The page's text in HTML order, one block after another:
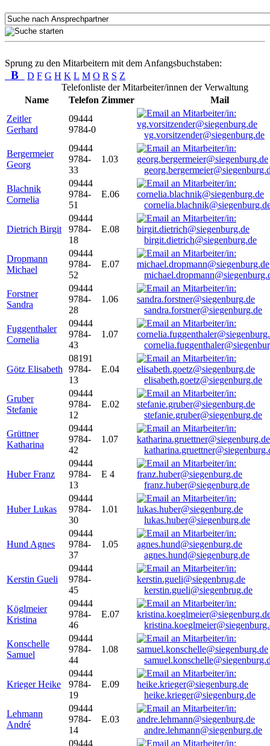
Sprung zu den Mitarbeitern mit dem Anfangsbuchstaben:
B D F G H K L M O R S Z
Telefonliste der Mitarbeiter/innen der Verwaltung
Name
Telefon Zimmer
Mail
Zeitler
Gerhard
09444
9784-0
vg.vorsitzender@siegenburg.de
Bergermeier
Georg
09444
9784-
33
1.03
Blachnik
Cornelia
09444
9784-
51
E.06
Dietrich Birgit
09444
9784-
18
E.08
birgit.dietrich@siegenburg.de
Dropmann
Michael
09444
9784-
52
E.07
Forstner
Sandra
09444
9784-
28
1.06
sandra.forstner@siegenburg.de
Fuggenthaler
Cornelia
09444
9784-
43
1.07
Götz Elisabeth
08191
9784-
13
E.04
elisabeth.goetz@siegenburg.de
Gruber
Stefanie
09444
9784-
12
E.02
stefanie.gruber@siegenburg.de
Grüttner
Katharina
09444
9784-
42
1.07
Huber Franz
09444
9784-
13
E 4
franz.huber@siegenburg.de
Huber Lukas
09444
9784-
30
1.01
lukas.huber@siegenburg.de
Hund Agnes
09444
9784-
37
1.05
agnes.hund@siegenburg.de
Kerstin Gueli
09444
9784-
45
kerstin.gueli@siegenbrug.de
Köglmeier
Kristina
09444
9784-
46
E.07
Konschelle
Samuel
09444
9784-
44
1.08
Krieger Heike
09444
9784-
19
E.09
heike.krieger@siegenburg.de
Lehmann
André
09444
9784-
14
E.03
andre.lehmann@siegenburg.de
09444